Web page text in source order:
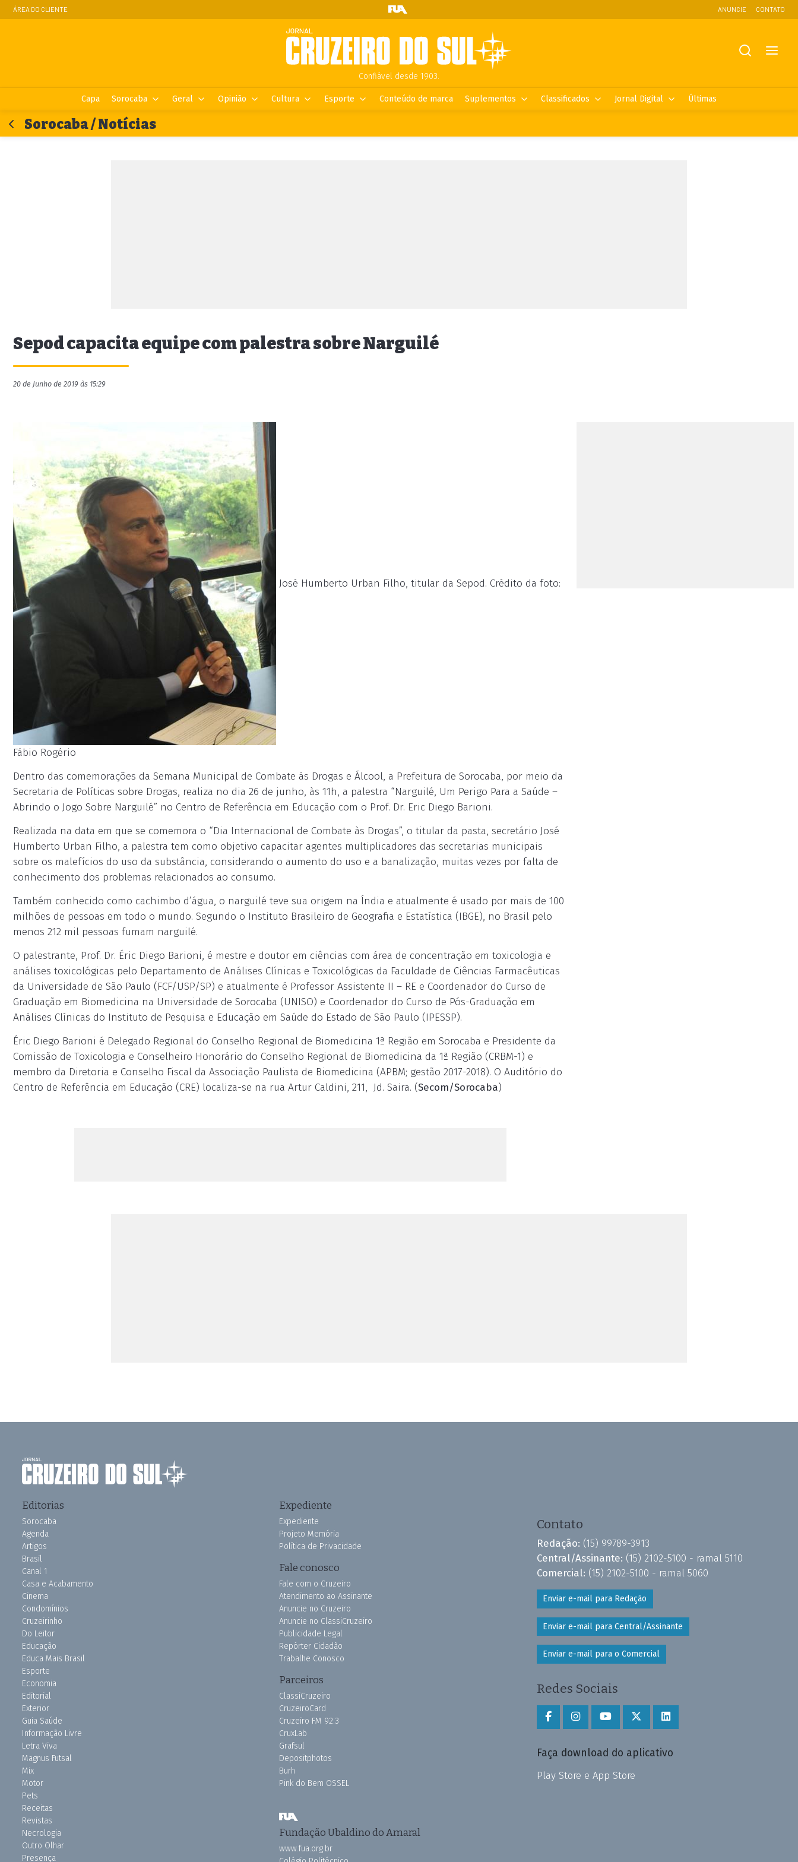
ÁREA DO CLIENTE ANUNCIE CONTATO
Confiável desde 1903.
Capa Sorocaba Geral Opinião Cultura Esporte Conteúdo de marca Suplementos Classificados Jornal Digital Últimas
Sorocaba / Notícias
Sepod capacita equipe com palestra sobre Narguilé
20 de Junho de 2019 às 15:29
José Humberto Urban Filho, titular da Sepod. Crédito da foto:
Fábio Rogério
Dentro das comemorações da Semana Municipal de Combate às Drogas e Álcool, a Prefeitura de Sorocaba, por meio da
Secretaria de Políticas sobre Drogas, realiza no dia 26 de junho, às 11h, a palestra “Narguilé, Um Perigo Para a Saúde –
Abrindo o Jogo Sobre Narguilé” no Centro de Referência em Educação com o Prof. Dr. Eric Diego Barioni.
Realizada na data em que se comemora o “Dia Internacional de Combate às Drogas”, o titular da pasta, secretário José
Humberto Urban Filho, a palestra tem como objetivo capacitar agentes multiplicadores das secretarias municipais
sobre os malefícios do uso da substância, considerando o aumento do uso e a banalização, muitas vezes por falta de
conhecimento dos problemas relacionados ao consumo.
Também conhecido como cachimbo d’água, o narguilé teve sua origem na Índia e atualmente é usado por mais de 100
milhões de pessoas em todo o mundo. Segundo o Instituto Brasileiro de Geografia e Estatística (IBGE), no Brasil pelo
menos 212 mil pessoas fumam narguilé.
O palestrante, Prof. Dr. Éric Diego Barioni, é mestre e doutor em ciências com área de concentração em toxicologia e
análises toxicológicas pelo Departamento de Análises Clínicas e Toxicológicas da Faculdade de Ciências Farmacêuticas
da Universidade de São Paulo (FCF/USP/SP) e atualmente é Professor Assistente II – RE e Coordenador do Curso de
Graduação em Biomedicina na Universidade de Sorocaba (UNISO) e Coordenador do Curso de Pós-Graduação em
Análises Clínicas do Instituto de Pesquisa e Educação em Saúde do Estado de São Paulo (IPESSP).
Éric Diego Barioni é Delegado Regional do Conselho Regional de Biomedicina 1ª Região em Sorocaba e Presidente da
Comissão de Toxicologia e Conselheiro Honorário do Conselho Regional de Biomedicina da 1ª Região (CRBM-1) e
membro da Diretoria e Conselho Fiscal da Associação Paulista de Biomedicina (APBM; gestão 2017-2018). O Auditório do
Centro de Referência em Educação (CRE) localiza-se na rua Artur Caldini, 211, Jd. Saira. (Secom/Sorocaba)
Editorias
Sorocaba
Agenda
Artigos
Brasil
Canal 1
Casa e Acabamento
Cinema
Condomínios
Cruzeirinho
Do Leitor
Educação
Educa Mais Brasil
Esporte
Economia
Editorial
Exterior
Guia Saúde
Informação Livre
Letra Viva
Magnus Futsal
Mix
Motor
Pets
Receitas
Revistas
Necrologia
Outro Olhar
Presença
Expediente
Expediente
Projeto Memória
Política de Privacidade
Fale conosco
Fale com o Cruzeiro
Atendimento ao Assinante
Anuncie no Cruzeiro
Anuncie no ClassiCruzeiro
Publicidade Legal
Repórter Cidadão
Trabalhe Conosco
Parceiros
ClassiCruzeiro
CruzeiroCard
Cruzeiro FM 92.3
CruxLab
Grafsul
Depositphotos
Burh
Pink do Bem OSSEL
Fundação Ubaldino do Amaral
www.fua.org.br
Contato
Redação: (15) 99789-3913
Central/Assinante: (15) 2102-5100 - ramal 5110
Comercial: (15) 2102-5100 - ramal 5060
Enviar e-mail para Redação
Enviar e-mail para Central/Assinante
Enviar e-mail para o Comercial
Redes Sociais
Faça download do aplicativo
Play Store e App Store